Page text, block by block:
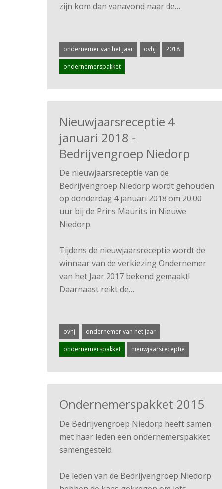
zijn kom dan vanavond naar de…
ondernemer van het jaar ovhj 2018
ondernemerspakket
Nieuwjaarsreceptie 4
januari 2018 -
Bedrijvengroep Niedorp
De nieuwjaarsreceptie van de
Bedrijvengroep Niedorp wordt gehouden
op donderdag 4 januari 2018 om 20.00
uur bij de Prins Maurits in Nieuwe
Niedorp.
Tijdens de nieuwjaarsreceptie wordt de
winnaar van de verkiezing Ondernemer
van het Jaar 2017 bekend gemaakt!
Daarnaast reikt de…
ovhj ondernemer van het jaar
ondernemerspakket nieuwjaarsreceptie
Ondernemerspakket 2015
De Bedrijvengroep Niedorp heeft samen
met haar leden een ondernemerspakket
samengesteld.
De leden van de Bedrijvengroep Niedorp